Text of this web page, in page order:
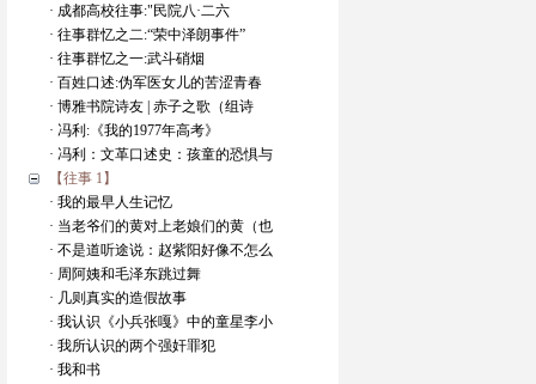
· 成都高校往事:"民院八·二六
· 往事群忆之二:“荣中泽朗事件”
· 往事群忆之一:武斗硝烟
· 百姓口述:伪军医女儿的苦涩青春
· 博雅书院诗友 | 赤子之歌（组诗
· 冯利:《我的1977年高考》
· 冯利：文革口述史：孩童的恐惧与
【往事 1】
· 我的最早人生记忆
· 当老爷们的黄对上老娘们的黄（也
· 不是道听途说：赵紫阳好像不怎么
· 周阿姨和毛泽东跳过舞
· 几则真实的造假故事
· 我认识《小兵张嘎》中的童星李小
· 我所认识的两个强奸罪犯
· 我和书